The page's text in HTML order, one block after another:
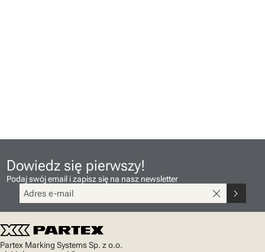
Dowiedz się pierwszy!
Podaj swój email i zapisz się na nasz newsletter
close chevron_right
Partex Marking Systems Sp. z o.o.